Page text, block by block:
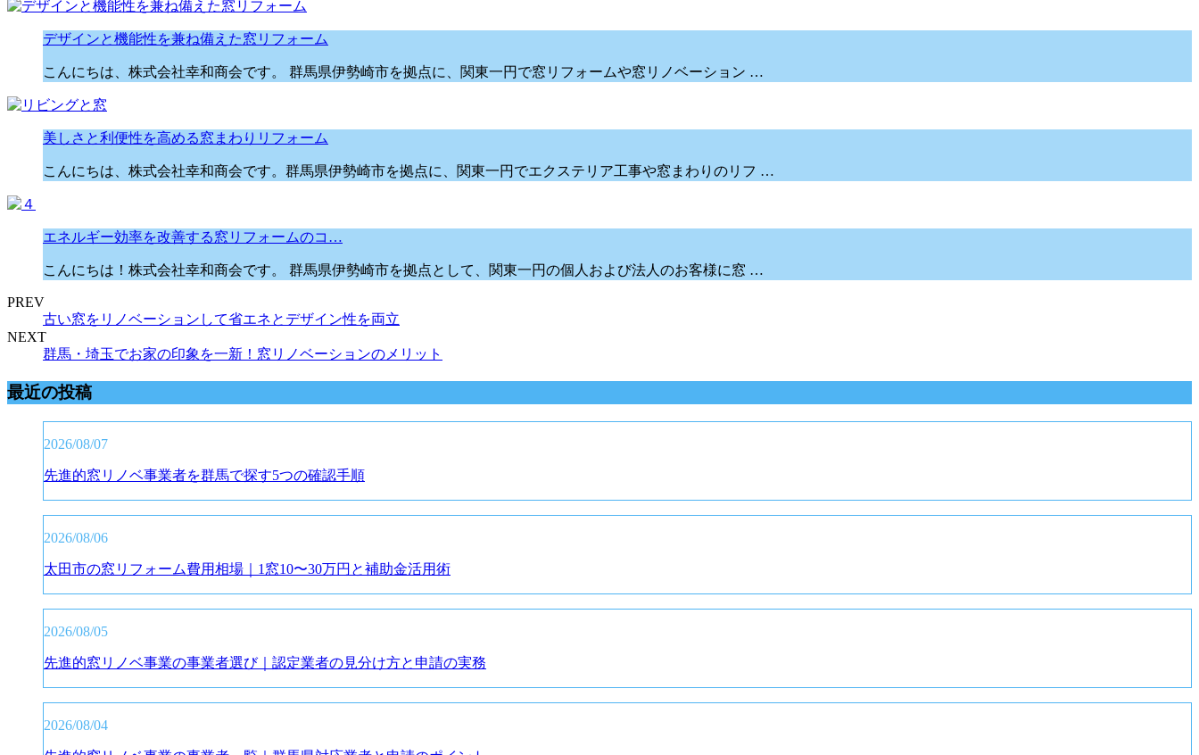
デザインと機能性を兼ね備えた窓リフォーム
こんにちは、株式会社幸和商会です。 群馬県伊勢崎市を拠点に、関東一円で窓リフォームや窓リノベーション …
美しさと利便性を高める窓まわりリフォーム
こんにちは、株式会社幸和商会です。群馬県伊勢崎市を拠点に、関東一円でエクステリア工事や窓まわりのリフ …
エネルギー効率を改善する窓リフォームのコ…
こんにちは！株式会社幸和商会です。 群馬県伊勢崎市を拠点として、関東一円の個人および法人のお客様に窓 …
PREV
古い窓をリノベーションして省エネとデザイン性を両立
NEXT
群馬・埼玉でお家の印象を一新！窓リノベーションのメリット
最近の投稿
2026/08/07
先進的窓リノベ事業者を群馬で探す5つの確認手順
2026/08/06
太田市の窓リフォーム費用相場｜1窓10〜30万円と補助金活用術
2026/08/05
先進的窓リノベ事業の事業者選び｜認定業者の見分け方と申請の実務
2026/08/04